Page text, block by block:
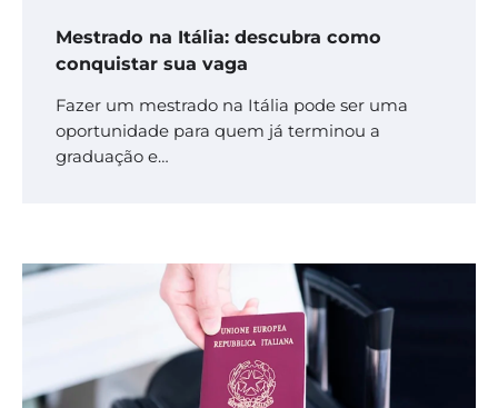
Mestrado na Itália: descubra como
conquistar sua vaga
Fazer um mestrado na Itália pode ser uma
oportunidade para quem já terminou a
graduação e…